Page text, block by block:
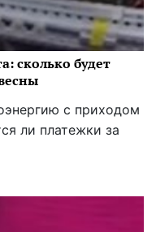
сколько будет
с приходом
ли платежки за